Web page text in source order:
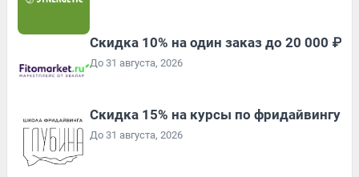
Скидка 10% на один заказ до 20 000 ₽
До 31 августа, 2026
Скидка 15% на курсы по фридайвингу
До 31 августа, 2026